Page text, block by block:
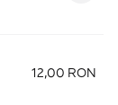
12,00 RON